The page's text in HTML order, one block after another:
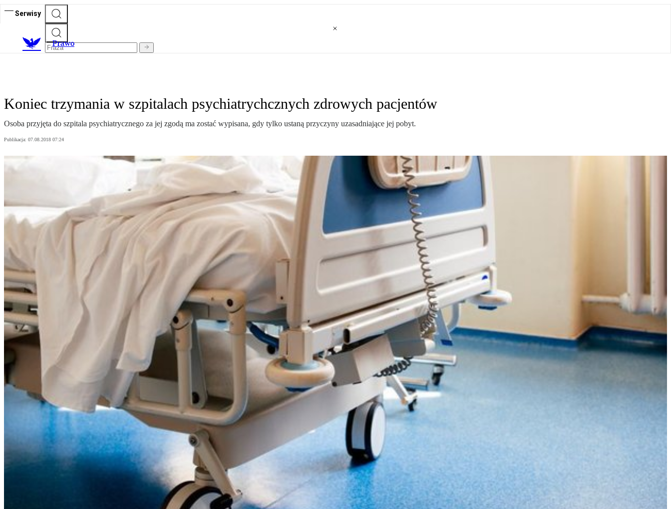
Serwisy
Prawo
Koniec trzymania w szpitalach psychiatrychcznych zdrowych pacjentów
Osoba przyjęta do szpitala psychiatrycznego za jej zgodą ma zostać wypisana, gdy tylko ustaną przyczyny uzasadniające jej pobyt.
Publikacja: 07.08.2018 07:24